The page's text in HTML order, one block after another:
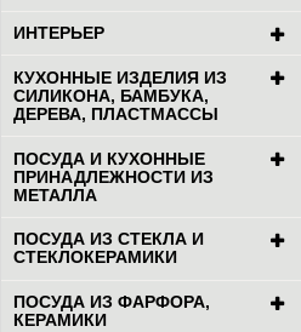
ИНТЕРЬЕР
КУХОННЫЕ ИЗДЕЛИЯ ИЗ
СИЛИКОНА, БАМБУКА,
ДЕРЕВА, ПЛАСТМАССЫ
ПОСУДА И КУХОННЫЕ
ПРИНАДЛЕЖНОСТИ ИЗ
МЕТАЛЛА
ПОСУДА ИЗ СТЕКЛА И
СТЕКЛОКЕРАМИКИ
ПОСУДА ИЗ ФАРФОРА,
КЕРАМИКИ